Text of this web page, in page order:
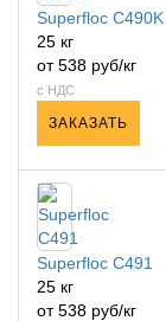
Superfloc C490K
25 кг
от 538 руб/кг
с НДС
ЗАКАЗАТЬ
Superfloc C491
25 кг
от 538 руб/кг